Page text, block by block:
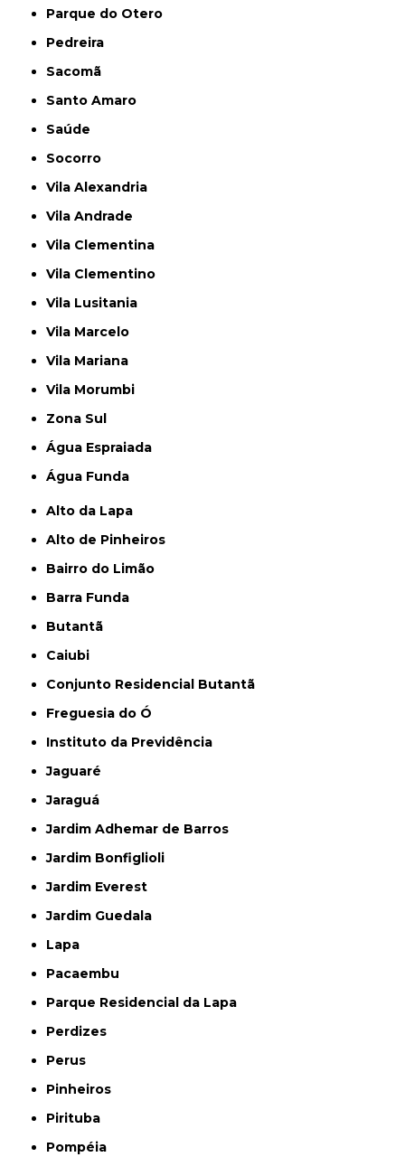
Parque do Otero
Pedreira
Sacomã
Santo Amaro
Saúde
Socorro
Vila Alexandria
Vila Andrade
Vila Clementina
Vila Clementino
Vila Lusitania
Vila Marcelo
Vila Mariana
Vila Morumbi
Zona Sul
Água Espraiada
Água Funda
Alto da Lapa
Alto de Pinheiros
Bairro do Limão
Barra Funda
Butantã
Caiubi
Conjunto Residencial Butantã
Freguesia do Ó
Instituto da Previdência
Jaguaré
Jaraguá
Jardim Adhemar de Barros
Jardim Bonfiglioli
Jardim Everest
Jardim Guedala
Lapa
Pacaembu
Parque Residencial da Lapa
Perdizes
Perus
Pinheiros
Pirituba
Pompéia